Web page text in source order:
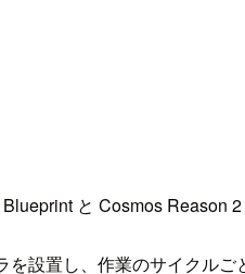
と Cosmos Reason
設置し、作業のサイクル